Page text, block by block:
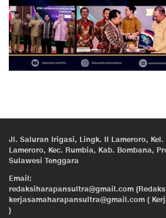
Jl. Saluran Irigasi, Lingk. II Lameroro, Kel.
Lameroro, Kec. Rumbia, Kab. Bombana,
Sulawesi Tenggara
Email:
redaksiharapansultra@gmail.com
kerjasamaharapansultra@gmail.com (
)